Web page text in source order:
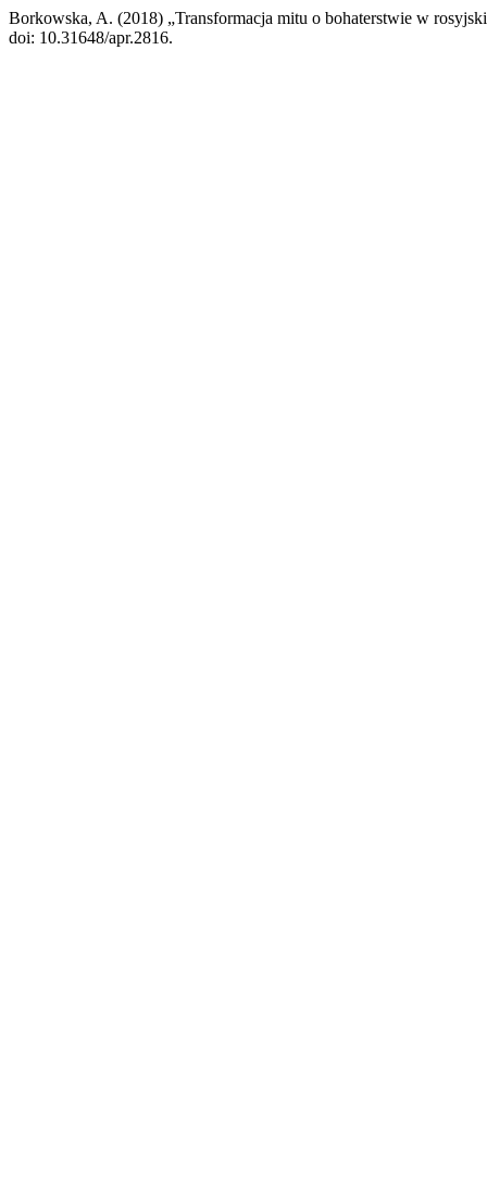
Borkowska, A. (2018) „Transformacja mitu o bohaterstwie w
doi: 10.31648/apr.2816.